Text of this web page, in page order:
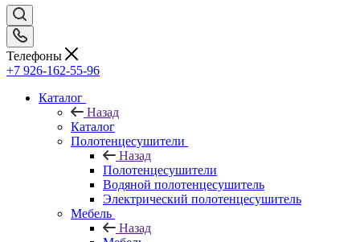
Телефоны
+7 926-162-55-96
Каталог
Назад
Каталог
Полотенцесушители
Назад
Полотенцесушители
Водяной полотенцесушитель
Электрический полотенцесушитель
Мебель
Назад